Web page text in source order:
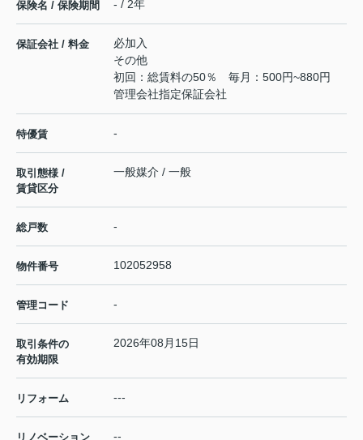
保険名 / 保険期間 - / 2年
保証会社 / 料金
必加入
その他
初回：総賃料の50％ 毎月：500円~880円
管理会社指定保証会社
特優賃 -
取引態様 /
賃貸区分
一般媒介 / 一般
総戸数 -
物件番号 102052958
管理コード -
取引条件の
有効期限
2026年08月15日
リフォーム ---
リノベーション --